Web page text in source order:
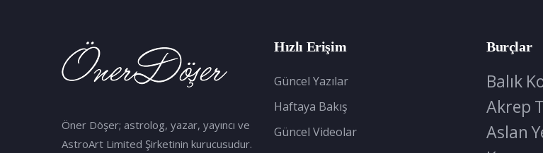
Öner Döşer; astrolog, yazar, yayıncı ve
AstroArt Limited Şirketinin kurucusudur.
Hızlı Erişim
Güncel Yazılar
Haftaya Bakış
Güncel Videolar
Burçlar
Balık
Akrep
Aslan